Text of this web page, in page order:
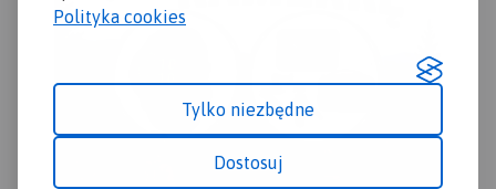
Polityka cookies
Tylko niezbędne
Dostosuj
Spływy kajakowe i
pontonowe z Muszyny,
wycieczką rowerową wzdłuż
Popradu.